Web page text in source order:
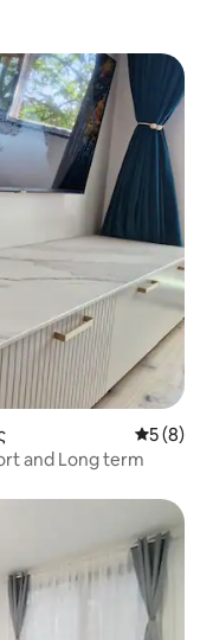
Μέση
5 (8)
and Long term